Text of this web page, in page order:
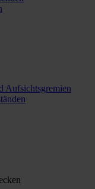
Aufsichtsgremien